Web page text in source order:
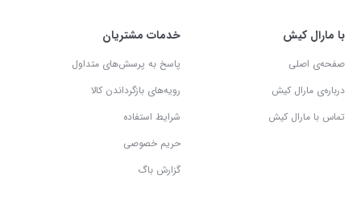
با مارال کیش
صفحه‌ی اصلی
درباره‌ی مارال کیش
تماس با مارال کیش
خدمات مشتریان
پاسخ به پرسش‌های متداول
رویه‌های بازگرداندن کالا
شرایط استفاده
حریم خصوصی
گزارش باگ